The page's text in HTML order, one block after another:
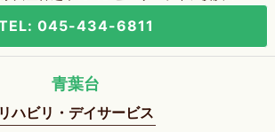
045-434-6811
青葉台
リハビリ・デイサービス